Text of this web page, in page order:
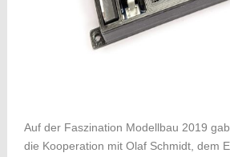
Auf der Faszination Modellbau 2019
die Kooperation mit Olaf Schmidt, dem